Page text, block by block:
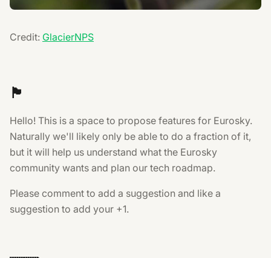
Credit: GlacierNPS
🏴󠁧󠁢󠁥󠁮󠁧󠁿
Hello! This is a space to propose features for Eurosky.
Naturally we'll likely only be able to do a fraction of it,
but it will help us understand what the Eurosky
community wants and plan our tech roadmap.
Please comment to add a suggestion and like a
suggestion to add your +1.